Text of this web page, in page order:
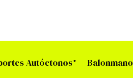
Autóctonos Balonmano